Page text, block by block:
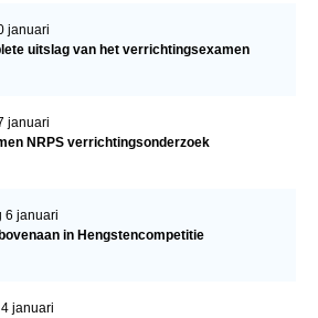
januari
uitslag van het verrichtingsexamen
januari
NRPS verrichtingsonderzoek
6 januari
in Hengstencompetitie
januari